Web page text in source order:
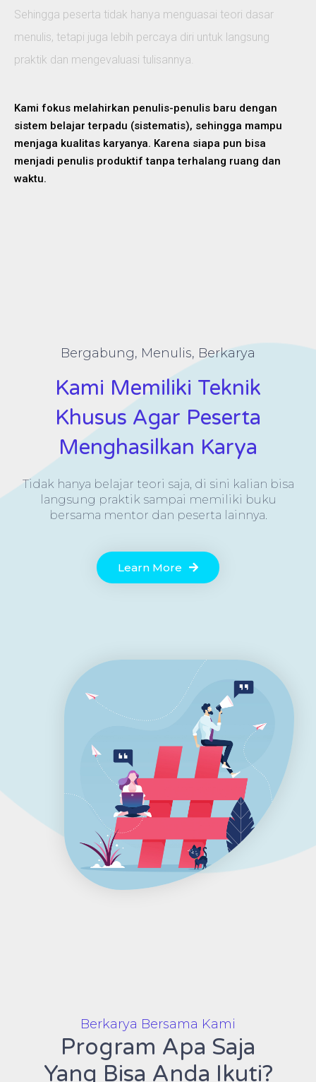
Sehingga peserta tidak hanya menguasai teori dasar
menulis, tetapi juga lebih percaya diri untuk langsung
praktik dan mengevaluasi tulisannya.
Kami fokus melahirkan penulis-penulis baru dengan
sistem belajar terpadu (sistematis), sehingga mampu
menjaga kualitas karyanya. Karena siapa pun bisa
menjadi penulis produktif tanpa terhalang ruang dan
waktu.
Bergabung, Menulis, Berkarya
Kami Memiliki Teknik
Khusus Agar Peserta
Menghasilkan Karya
Tidak hanya belajar teori saja, di sini kalian bisa
langsung praktik sampai memiliki buku
bersama mentor dan peserta lainnya.
Learn More
Berkarya Bersama Kami
Program Apa Saja
Yang Bisa Anda Ikuti?